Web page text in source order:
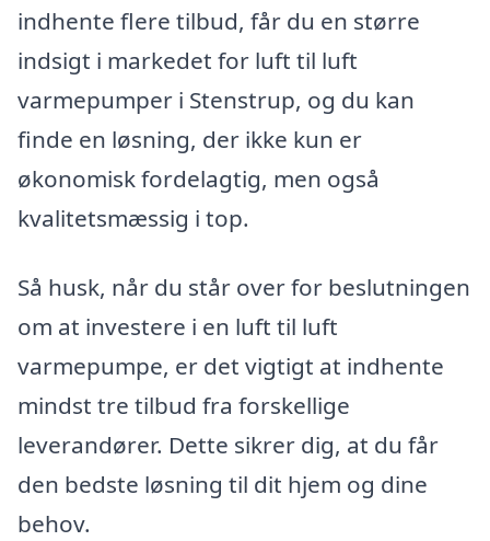
indhente flere tilbud, får du en større
indsigt i markedet for luft til luft
varmepumper i Stenstrup, og du kan
finde en løsning, der ikke kun er
økonomisk fordelagtig, men også
kvalitetsmæssig i top.
Så husk, når du står over for beslutningen
om at investere i en luft til luft
varmepumpe, er det vigtigt at indhente
mindst tre tilbud fra forskellige
leverandører. Dette sikrer dig, at du får
den bedste løsning til dit hjem og dine
behov.